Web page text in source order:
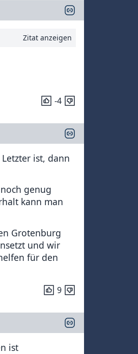
Zitat anzeigen
-4
ist, dann
genug
kann man
Grotenburg
und wir
für den
9
ist